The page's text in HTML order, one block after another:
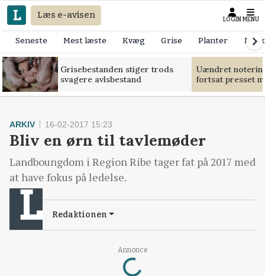
Læs e-avisen LOGIN MENU
Seneste Mest læste Kvæg Grise Planter
Grisebestanden stiger trods
svagere avlsbestand
Uændret
fortsat presset
Annonce
Loading...
ARKIV 16-02-2017 15:23
Bliv en ørn til tavlemøder
Landboungdom i Region Ribe tager fat på 2017 med
at have fokus på ledelse.
Redaktionen